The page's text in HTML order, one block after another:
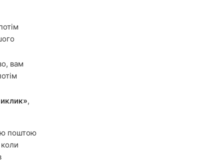
вам
,
поштою